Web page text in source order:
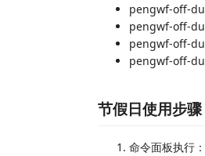
pengwf-off-
pengwf-off-
pengwf-off-
pengwf-off-
节假日使用步骤
命令面板执行：